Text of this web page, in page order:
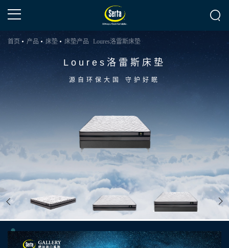
首页 产品 床垫 床垫产品 Loures洛雷斯床垫
Loures洛雷斯床垫
源自环保大国 守护好眠